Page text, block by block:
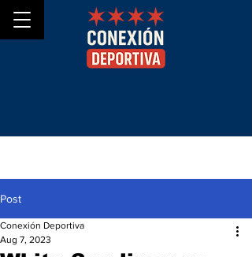
Post
Conexión Deportiva
Aug 7, 2023